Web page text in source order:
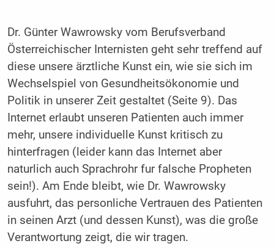
Dr. Günter Wawrowsky vom Berufsverband
Österreichischer Internisten geht sehr treffend auf
diese unsere ärztliche Kunst ein, wie sie sich im
Wechselspiel von Gesundheitsökonomie und
Politik in unserer Zeit gestaltet (Seite 9). Das
Internet erlaubt unseren Patienten auch immer
mehr, unsere individuelle Kunst kritisch zu
hinterfragen (leider kann das Internet aber
naturlich auch Sprachrohr fur falsche Propheten
sein!). Am Ende bleibt, wie Dr. Wawrowsky
ausfuhrt, das personliche Vertrauen des Patienten
in seinen Arzt (und dessen Kunst), was die große
Verantwortung zeigt, die wir tragen.